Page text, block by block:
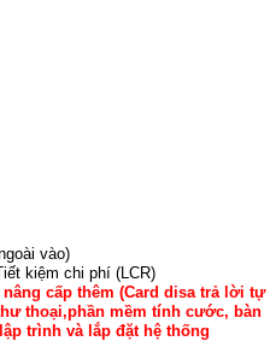
vào)
kiệm chi phí (LCR)
cấp thêm (Card disa trả lời tự
thoại,phần mềm tính cước, bàn
trình và lắp đặt hệ thống